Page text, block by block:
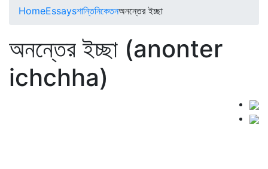
HomeEssaysশান্তিনিকেতনঅনন্তের ইচ্ছা
অনন্তের ইচ্ছা (anonter
ichchha)